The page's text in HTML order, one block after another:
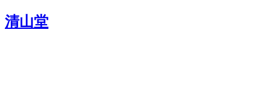
清山堂